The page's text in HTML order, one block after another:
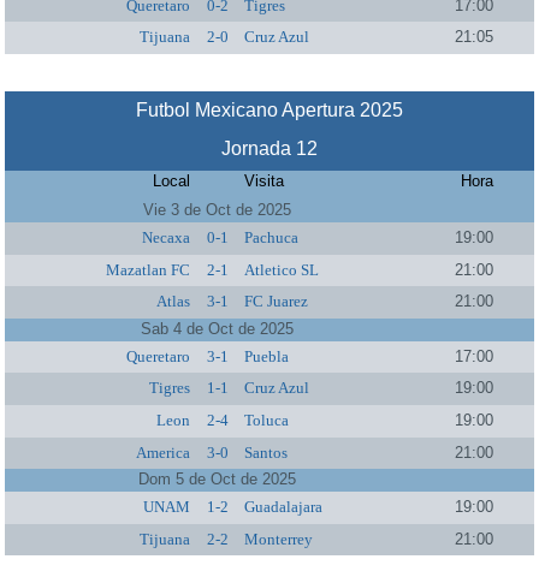
Queretaro
0-2 Tigres
17:00
Tijuana
2-0 Cruz Azul 21:05
Futbol Mexicano Apertura 2025
Jornada 12
Local Visita
Hora
Vie 3 de Oct de 2025
Necaxa
0-1 Pachuca
19:00
Mazatlan FC
2-1 Atletico SL
21:00
Atlas
3-1 FC Juarez
21:00
Sab 4 de Oct de 2025
Queretaro
3-1 Puebla
17:00
Tigres
1-1 Cruz Azul
19:00
Leon
2-4 Toluca
19:00
America
3-0 Santos
21:00
Dom 5 de Oct de 2025
UNAM
1-2 Guadalajara
19:00
Tijuana
2-2 Monterrey 21:00